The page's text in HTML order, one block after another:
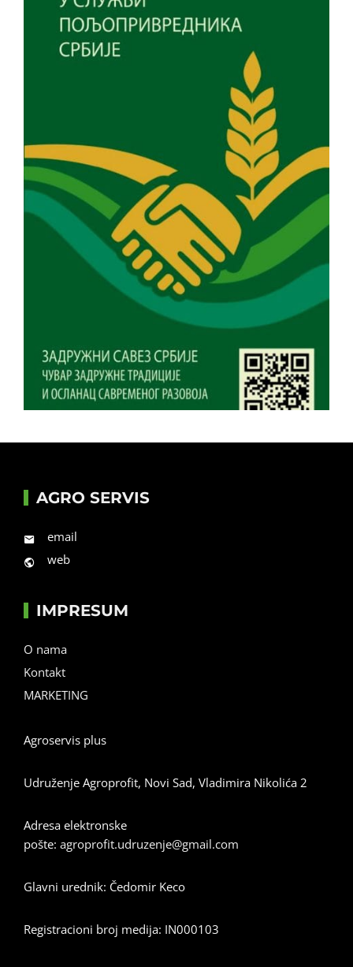
AGRO SERVIS
email
web
IMPRESUM
O nama
Kontakt
MARKETING
Agroservis plus
Udruženje Agroprofit, Novi Sad, Vladimira Nikolića 2
Adresa elektronske
pošte: agroprofit.udruzenje@gmail.com
Glavni urednik: Čedomir Keco
Registracioni broj medija: IN000103